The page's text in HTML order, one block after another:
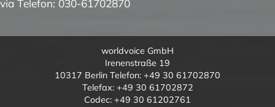
via Telefon: 030-61702870
worldvoice GmbH
Irenenstraße 19
10317 Berlin Telefon: +49 30 61702870
Telefax: +49 30 61702872
Codec: +49 30 61202761